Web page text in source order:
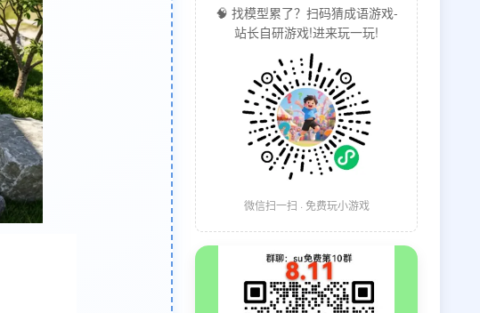
🧠 找模型累了？扫码猜成语游戏-
站长自研游戏!进来玩一玩!
微信扫一扫 · 免费玩小游戏